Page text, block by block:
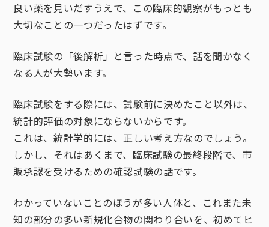
良い薬を見いだすうえで、この臨床的観察がもっとも
大切なことの一つだったはずです。
臨床試験の「後解析」と言った時点で、話を聞かなく
なる人が大勢います。
臨床試験をする際には、試験前に決めたこと以外は、
統計的評価の対象にならないからです。
これは、統計学的には、正しい考え方なのでしょう。
しかし、それはあくまで、臨床試験の最終段階で、市
販承認を受けるための確認試験の話です。
わかっていないことのほうが多い人体と、これまた未
知の部分の多い新規化合物の関わり合いを、初めてヒ